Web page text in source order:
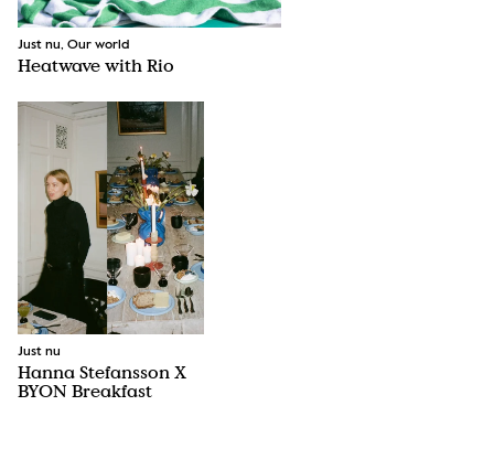
Just nu, Our world
Heatwave with Rio
Just nu
Hanna Stefansson X
BYON Breakfast